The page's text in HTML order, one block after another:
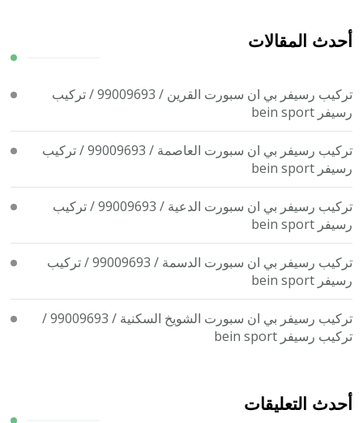
ما؟
أحدث المقالات
تركيب رسيفر بي ان سبورت القرين / 99009693 / تركيب
رسيفر bein sport
تركيب رسيفر بي ان سبورت العاصمة / 99009693 / تركيب
رسيفر bein sport
تركيب رسيفر بي ان سبورت الدعية / 99009693 / تركيب
رسيفر bein sport
تركيب رسيفر بي ان سبورت الدسمة / 99009693 / تركيب
رسيفر bein sport
تركيب رسيفر بي ان سبورت الشويخ السكنية / 99009693 /
تركيب رسيفر bein sport
أحدث التعليقات